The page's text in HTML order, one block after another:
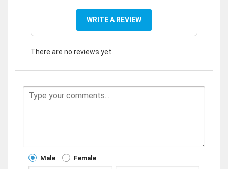
WRITE A REVIEW
There are no reviews yet.
Male Female